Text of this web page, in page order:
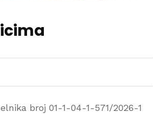
broj 01-1-04-1-571/2026-1